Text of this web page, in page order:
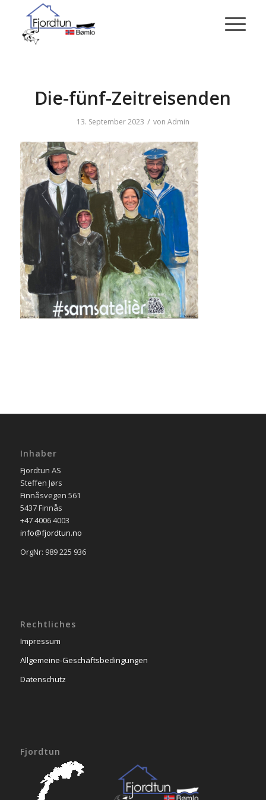
Die-fünf-Zeitreisenden
13. September 2023 / von Admin
Inhaber
Fjordtun AS
Steffen Jørs
Finnåsvegen 561
5437 Finnås
+47 4006 4003
info@fjordtun.no
OrgNr: 989 225 936
Rechtliches
Impressum
Allgemeine-Geschäftsbedingungen
Datenschutz
Fjordtun